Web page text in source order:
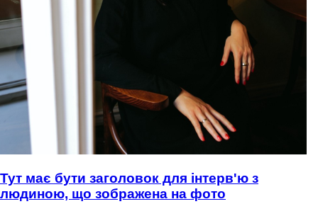
Тут має бути заголовок для інтерв'ю з
людиною, що зображена на фото